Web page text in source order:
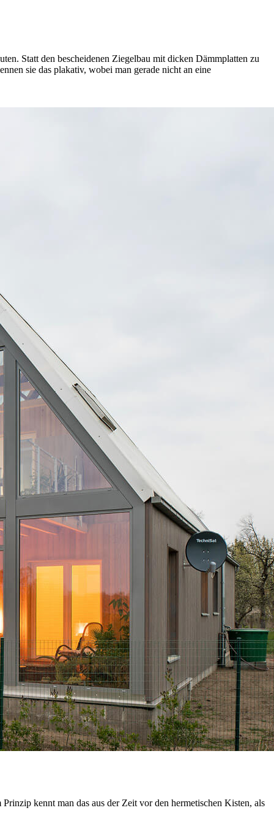
Statt den bescheidenen Ziegelbau mit dicken Dämmplatten zu
sie das plakativ, wobei man gerade nicht an eine
kennt man das aus der Zeit vor den hermetischen Kisten, als